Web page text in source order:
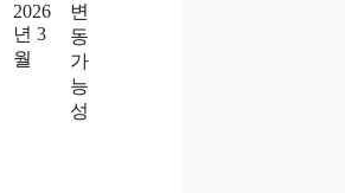
2026
년 3
월
변
동
가
능
성